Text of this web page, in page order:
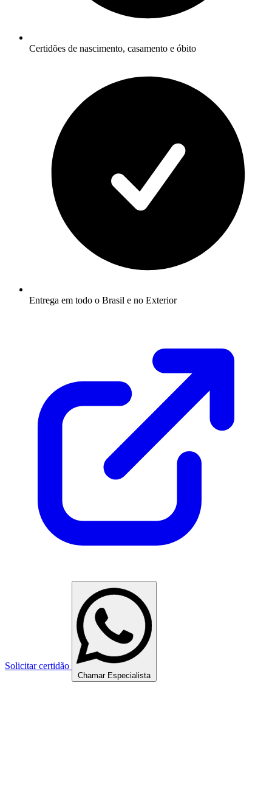
Certidões de nascimento, casamento e óbito
Entrega em todo o Brasil e no Exterior
Solicitar certidão
Chamar Especialista